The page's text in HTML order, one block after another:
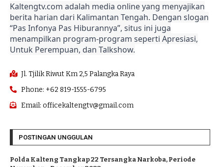
Kaltengtv.com adalah media online yang menyajikan
berita harian dari Kalimantan Tengah. Dengan slogan
“Pas Infonya Pas Hiburannya”, situs ini juga
menampilkan program-program seperti Apresiasi,
Untuk Perempuan, dan Talkshow.
Jl. Tjilik Riwut Km 2,5 Palangka Raya
Phone: +62 819-1555-6795
Email: officekaltengtv@gmail.com
POSTINGAN UNGGULAN
Polda Kalteng Tangkap 22 Tersangka Narkoba, Periode